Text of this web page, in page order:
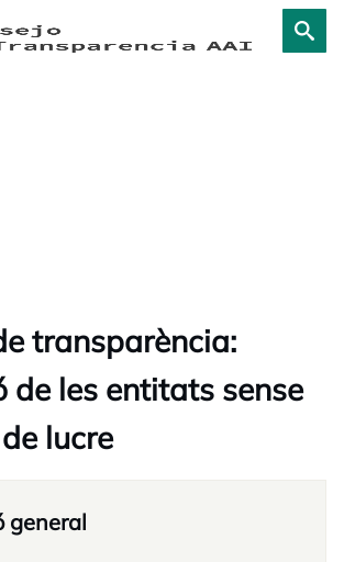
transparència:
de les entitats sense
lucre
general